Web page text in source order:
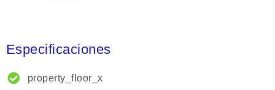
Especificaciones
property_floor_x